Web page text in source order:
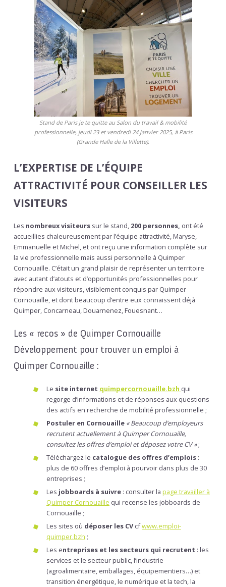
Stand de Paris je te quitte au Salon du travail & mobilité
professionnelle, jeudi 23 et vendredi 24 janvier 2025, à Paris
(Grande Halle de la Villette).
L’EXPERTISE DE L’ÉQUIPE
ATTRACTIVITÉ POUR CONSEILLER LES
VISITEURS
Les nombreux visiteurs sur le stand, 200 personnes, ont été
accueillies chaleureusement par l’équipe attractivité, Maryse,
Emmanuelle et Michel, et ont reçu une information complète sur
la vie professionnelle mais aussi personnelle à Quimper
Cornouaille. C’était un grand plaisir de représenter un territoire
avec autant d’atouts et d’opportunités professionnelles pour
répondre aux visiteurs, visiblement conquis par Quimper
Cornouaille, et dont beaucoup d’entre eux connaissent déjà
Quimper, Concarneau, Douarnenez, Fouesnant…
Les « recos » de Quimper Cornouaille
Développement pour trouver un emploi à
Quimper Cornouaille :
Le site internet quimpercornouaille.bzh qui
regorge d’informations et de réponses aux questions
des actifs en recherche de mobilité professionnelle ;
Postuler en Cornouaille « Beaucoup d’employeurs
recrutent actuellement à Quimper Cornouaille,
consultez les offres d’emploi et déposez votre CV »;
Téléchargez le catalogue des offres d’emplois :
plus de 60 offres d’emploi à pourvoir dans plus de 30
entreprises ;
Les jobboards à suivre : consulter la page travailler à
Quimper Cornouaille qui recense les jobboards de
Cornouaille ;
Les sites où déposer les CVcfwww.emploi-
quimper.bzh ;
Les entreprises et les secteurs qui recrutent : les
services et le secteur public, l’industrie
(agroalimentaire, emballages, équipementiers…) et
transition énergétique, le numérique et la tech, la